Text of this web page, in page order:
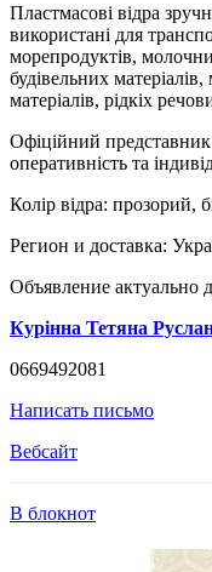
Пластмасові відра
використані для
морепродуктів,
будівельних
матеріалів, рідкіх
Офіційний
оперативність та
Колір відра: прозорий,
Регион и доставка:
Объявление актуально
Курінна Тетяна
0669492081
Написать письмо
Вебсайт
В блокнот